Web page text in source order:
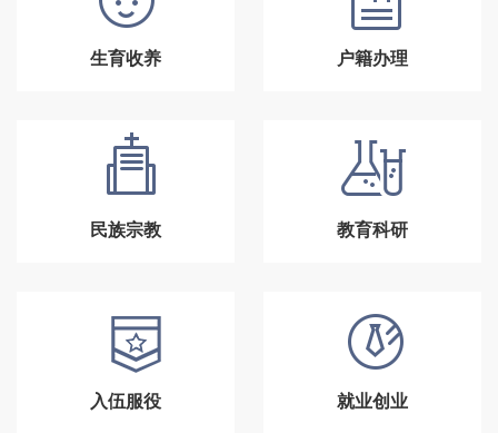
生育收养 户籍办理
民族宗教 教育科研
入伍服役 就业创业